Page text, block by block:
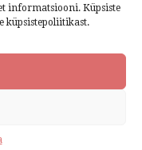
informatsiooni. Küpsiste
küpsistepoliitikast.